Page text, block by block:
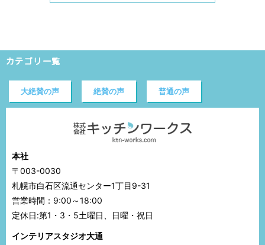
カテゴリ一覧
大絶賛の声 絶賛の声 普通の声
本社
〒003-0030
札幌市白石区流通センター1丁目9-31
営業時間：9:00～18:00
定休日:第1・3・5土曜日、日曜・祝日
インテリアスタジオ大通